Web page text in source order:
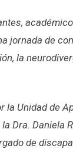
jornada de
la
la Unidad de
Dra. Daniela
de